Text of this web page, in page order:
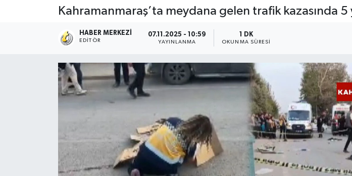
Kahramanmaraş’ta meydana gelen trafik kazasında 5
HABER MERKEZI
EDITÖR
07.11.2025 - 10:59
YAYINLANMA
1 DK
OKUNMA SÜRESI
Vefat Edenler